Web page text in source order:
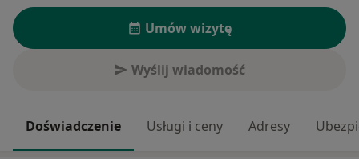
Umów wizytę
Wyślij wiadomość
Doświadczenie Usługi i ceny Adresy